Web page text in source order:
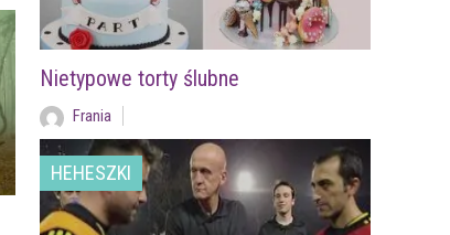
Nietypowe torty ślubne
Frania
HEHESZKI